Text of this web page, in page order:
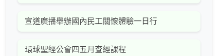
宣道廣播舉辦國內民工關懷體驗一日行
環球聖經公會四五月查經課程